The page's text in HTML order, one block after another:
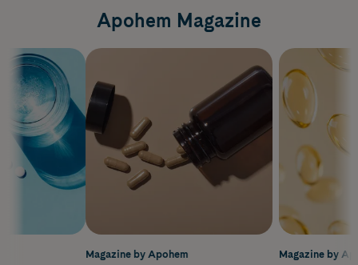
Apohem Magazine
Magazine by
Magazine by Apohem